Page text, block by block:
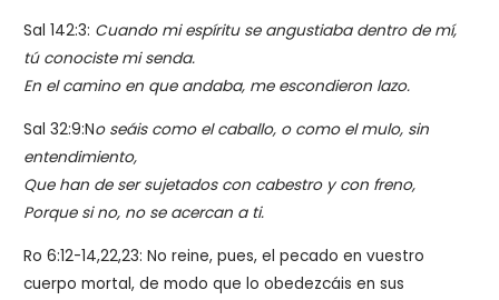
Sal 142:3: Cuando mi espíritu se angustiaba dentro de mí,
tú conociste mi senda.
En el camino en que andaba, me escondieron lazo.
Sal 32:9:No seáis como el caballo, o como el mulo, sin
entendimiento,
Que han de ser sujetados con cabestro y con freno,
Porque si no, no se acercan a ti.
Ro 6:12-14,22,23: No reine, pues, el pecado en vuestro
cuerpo mortal, de modo que lo obedezcáis en sus